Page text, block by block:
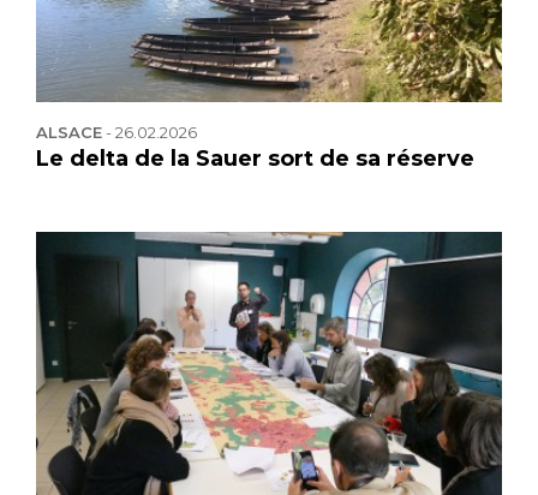
ALSACE-26.02.2026
Le delta de la Sauer sort de sa réserve